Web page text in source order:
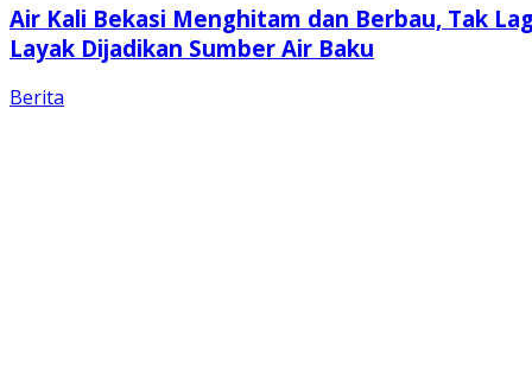
Air Kali Bekasi Menghitam dan Berbau, Tak
Layak Dijadikan Sumber Air Baku
Berita